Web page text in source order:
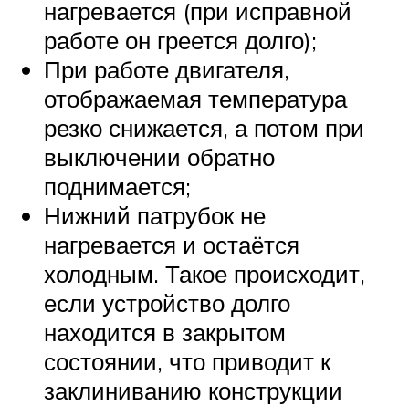
нагревается (при исправной
работе он греется долго);
При работе двигателя,
отображаемая температура
резко снижается, а потом при
выключении обратно
поднимается;
Нижний патрубок не
нагревается и остаётся
холодным. Такое происходит,
если устройство долго
находится в закрытом
состоянии, что приводит к
заклиниванию конструкции